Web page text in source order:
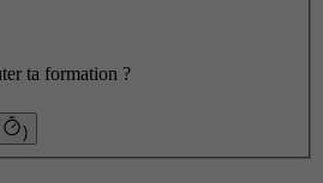
ta formation ?
)